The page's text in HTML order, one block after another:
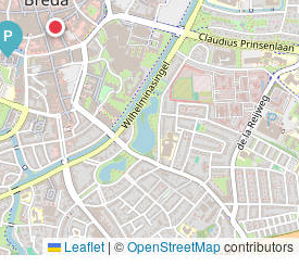
P
Leaflet | ©OpenStreetMapcontributors